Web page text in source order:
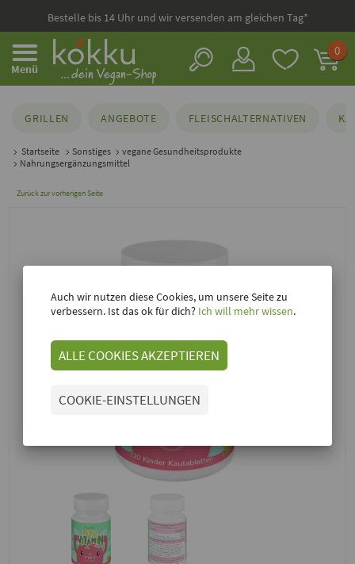
Bestelle bis 14 Uhr und wir versenden am gleichen Tag*
Menü
0
GRILLEN ANGEBOTE FLEISCHALTERNATIVEN
Startseite Sonstiges
vegane Gesundheitsprodukte
Nahrungsergänzungsmittel
Zurück zur vorherigen Seite
Auch wir nutzen diese Cookies, um unsere Seite zu
verbessern. Ist das ok für dich? Ich will mehr wissen.
ALLE COOKIES AKZEPTIEREN
COOKIE-EINSTELLUNGEN